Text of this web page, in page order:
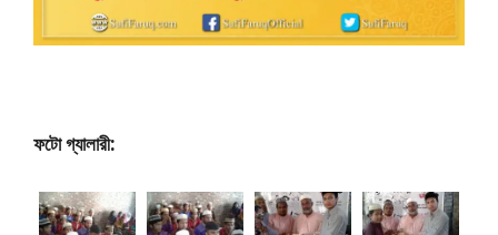
ফটো গ্যালারী: